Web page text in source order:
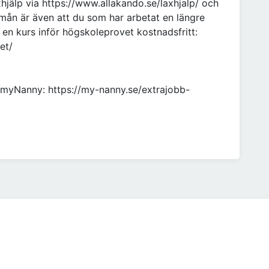
via https://www.allakando.se/laxhjalp/ och
är även att du som har arbetat en längre
kurs inför högskoleprovet kostnadsfritt:
https://my-nanny.se/extrajobb-